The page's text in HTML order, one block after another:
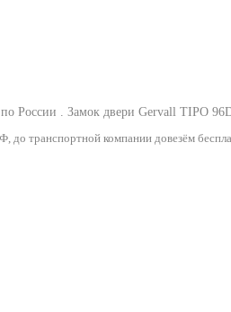
России . Замок двери Gervall TIPO
до транспортной компании довезём